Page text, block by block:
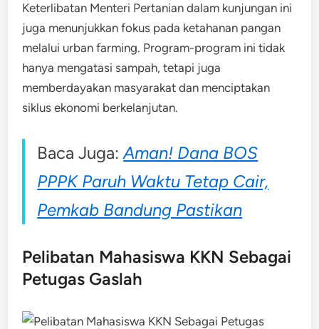
Keterlibatan Menteri Pertanian dalam kunjungan ini
juga menunjukkan fokus pada ketahanan pangan
melalui urban farming. Program-program ini tidak
hanya mengatasi sampah, tetapi juga
memberdayakan masyarakat dan menciptakan
siklus ekonomi berkelanjutan.
Baca Juga:Aman! Dana BOS
PPPK Paruh Waktu Tetap Cair,
Pemkab Bandung Pastikan
Pelibatan Mahasiswa KKN Sebagai
Petugas Gaslah